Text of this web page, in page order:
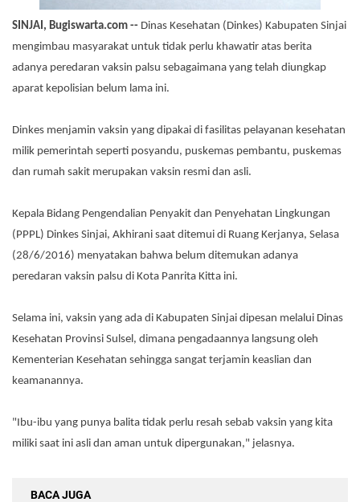
SINJAI, Bugiswarta.com -- Dinas Kesehatan (Dinkes) Kabupaten Sinjai
mengimbau masyarakat untuk tidak perlu khawatir atas berita
adanya peredaran vaksin palsu sebagaimana yang telah diungkap
aparat kepolisian belum lama ini.
Dinkes menjamin vaksin yang dipakai di fasilitas pelayanan kesehatan
milik pemerintah seperti posyandu, puskemas pembantu, puskemas
dan rumah sakit merupakan vaksin resmi dan asli.
Kepala Bidang Pengendalian Penyakit dan Penyehatan Lingkungan
(PPPL) Dinkes Sinjai, Akhirani saat ditemui di Ruang Kerjanya, Selasa
(28/6/2016) menyatakan bahwa belum ditemukan adanya
peredaran vaksin palsu di Kota Panrita Kitta ini.
Selama ini, vaksin yang ada di Kabupaten Sinjai dipesan melalui Dinas
Kesehatan Provinsi Sulsel, dimana pengadaannya langsung oleh
Kementerian Kesehatan sehingga sangat terjamin keaslian dan
keamanannya.
"Ibu-ibu yang punya balita tidak perlu resah sebab vaksin yang kita
miliki saat ini asli dan aman untuk dipergunakan," jelasnya.
BACA JUGA